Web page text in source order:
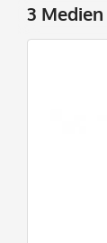
3 Medien